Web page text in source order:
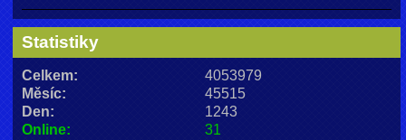
Statistiky
Online: 31
Celkem:
4053979
Měsíc:
45515
Den:
1243